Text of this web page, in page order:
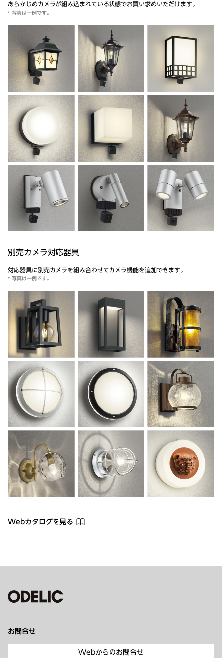
あらかじめカメラが組み込まれている状態でお買い求めいただけます。
写真は一例です。
別売カメラ対応器具
対応器具に別売カメラを組み合わせてカメラ機能を追加できます。
写真は一例です。
Webカタログを見る
お問合せ
Webからのお問合せ